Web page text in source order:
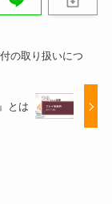
の取り扱いにつ
とは